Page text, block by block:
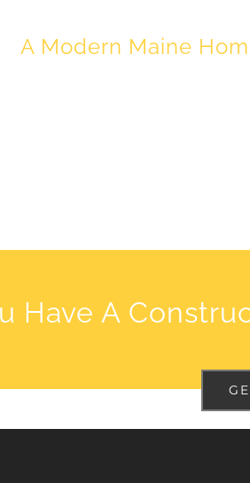
A Modern Maine
Have A